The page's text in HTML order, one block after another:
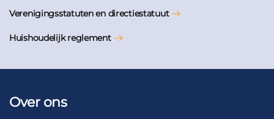
Verenigingsstatuten en directiestatuut
Huishoudelijk reglement
Over ons